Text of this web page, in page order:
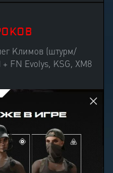
Климов (штурм/
FN Evolys, KSG, XM8